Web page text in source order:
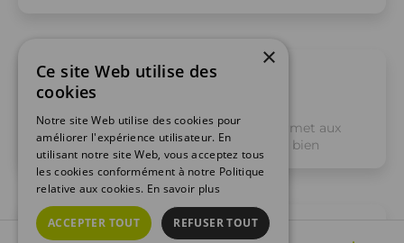
Le côté immersif de la visite virtuelle permet aux
acquéreurs de mieux se projeter dans un bien
×
Ce site Web utilise des
cookies
Notre site Web utilise des cookies pour
améliorer l'expérience utilisateur. En
utilisant notre site Web, vous acceptez tous
les cookies conformément à notre Politique
relative aux cookies. En savoir plus
ACCEPTER TOUT REFUSER TOUT